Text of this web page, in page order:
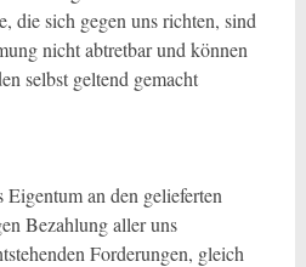
die sich gegen uns richten, sind
nicht abtretbar und können
selbst geltend gemacht
an den gelieferten
Bezahlung aller uns
Forderungen, gleich